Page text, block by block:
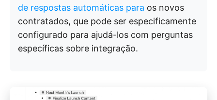
de respostas automáticas para os novos
contratados, que pode ser especificamente
configurado para ajudá-los com perguntas
específicas sobre integração.